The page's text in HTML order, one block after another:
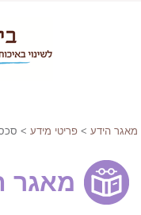
מאגר הידע > פריטי מידע >
מאגר